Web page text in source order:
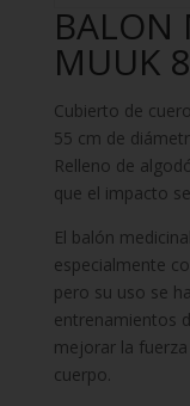
BALON
MUUK
Cubierto de
55 cm de
Relleno de
que el impacto
El balón
especialmente
pero su uso se
entrenamientos
mejorar la
cuerpo.